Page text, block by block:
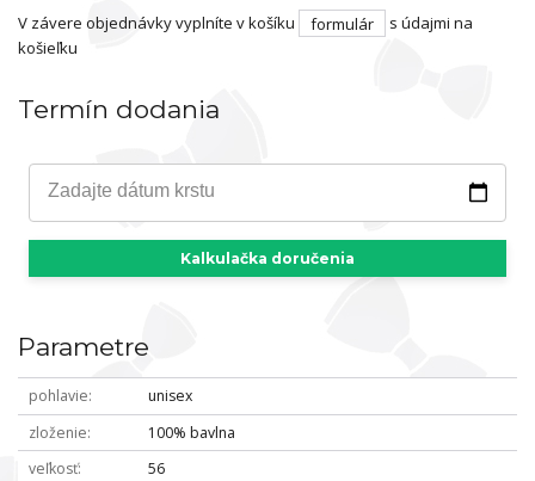
V závere objednávky vyplníte v košíku formulár
s údajmi na
košieľku
Termín dodania
Zadajte dátum krstu
Kalkulačka doručenia
Parametre
pohlavie
unisex
zloženie
100% bavlna
veľkosť
56